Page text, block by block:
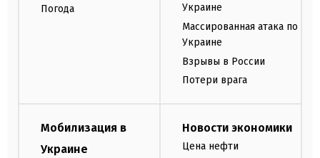
Погода
Украине
Массированная атака по
Украине
Взрывы в России
Потери врага
Мобилизация в
Украине
Новости экономики
Цена нефти